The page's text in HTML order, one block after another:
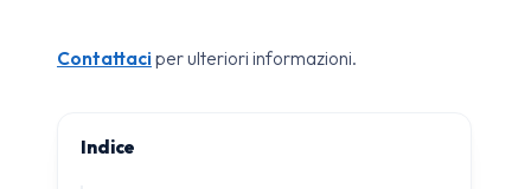
Contattaci per ulteriori informazioni.
Indice